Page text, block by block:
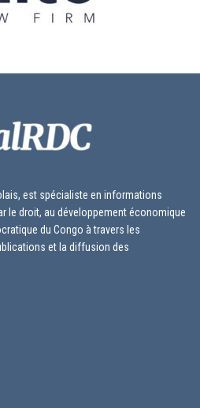
est spécialiste en informations
le droit, au développement économique
du Congo à travers les
et la diffusion des